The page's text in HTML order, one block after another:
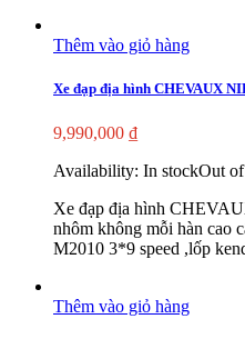
Thêm vào giỏ hàng
Xe đạp địa hình CHEVAUX
9,990,000 ₫
Availability: In stockOut
Xe đạp địa hình
nhôm không mỗi hàn cao
M2010 3*9 speed ,lốp
Thêm vào giỏ hàng